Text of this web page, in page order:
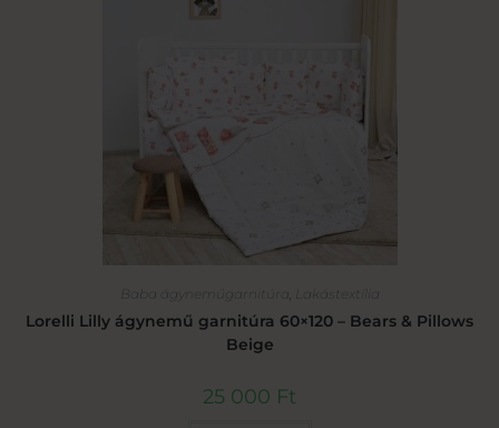
Baba ágyneműgarnitúra Lakástextília
Lorelli Lilly ágynemű garnitúra 60×120 – Bears & Pillows
Beige
25 000 Ft